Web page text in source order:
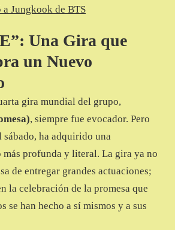
Jungkook de BTS
Una Gira que
un Nuevo
gira mundial del grupo,
, siempre fue evocador. Pero
ha adquirido una
más profunda y literal. La gira ya no
de entregar grandes actuaciones;
la celebración de la promesa que
se han hecho a sí mismos y a sus